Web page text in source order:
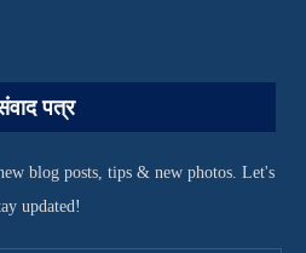
पत्र
blog posts, tips & new photos. Let's
updated!